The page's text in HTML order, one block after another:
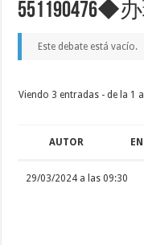
551190476◆
Este debate está vacío.
Viendo 3 entradas - de la 1
AUTOR
29/03/2024 a las 09:30